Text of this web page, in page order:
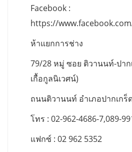
Facebook :
https://
ห้าแยกการช่าง
79/28 หมู่ ซอย ติวานนท์-ปา
เกื้อกูลนิเวศน์)
ถนนติวานนท์ อำเภอปากเก
โทร : 02-962-4686-7,089-
แฟกซ์ : 02 962 5352